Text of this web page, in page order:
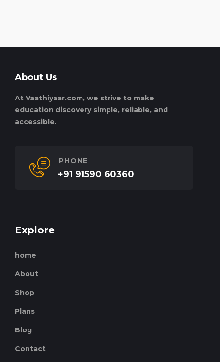
About Us
At Vaathiyaar.com, we strive to make
education discovery simple, reliable, and
accessible.
PHONE
+91 91590 60360
Explore
home
About
Shop
Plans
Blog
Contact